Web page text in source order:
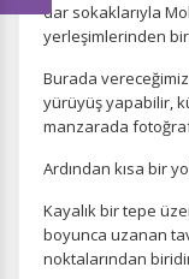
dar sokaklarıyla
yerleşimlerinden
Burada
yürüyüş yapabilir,
manzarada
Ardından kısa bir
Kayalık bir tepe
boyunca uzanan
noktalarından